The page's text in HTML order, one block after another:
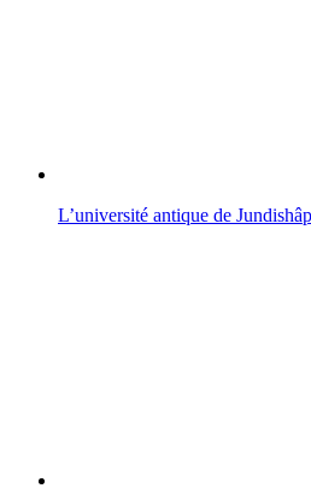
L’université antique de